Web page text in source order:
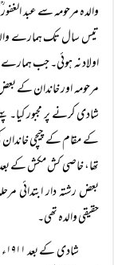
والدہ مرحومہ سے عبد
تیس سال تک ہمارے والد
اولاد نہ ہوئی۔ جب ہمارے
مرحومہ اور خاندان کے
شادی کرنے پر مجبور کیا۔
کے مقام کے چیچی خاندان
تھا، خاصی کش مکش کے
بعض رشتہ دار ابتدائی
حقیقی والدہ تھی۔